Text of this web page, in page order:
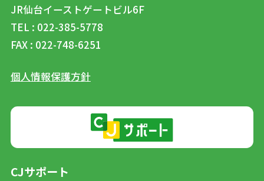
JR仙台イーストゲートビル6F
TEL : 022-385-5778
FAX : 022-748-6251
個人情報保護方針
CJサポート